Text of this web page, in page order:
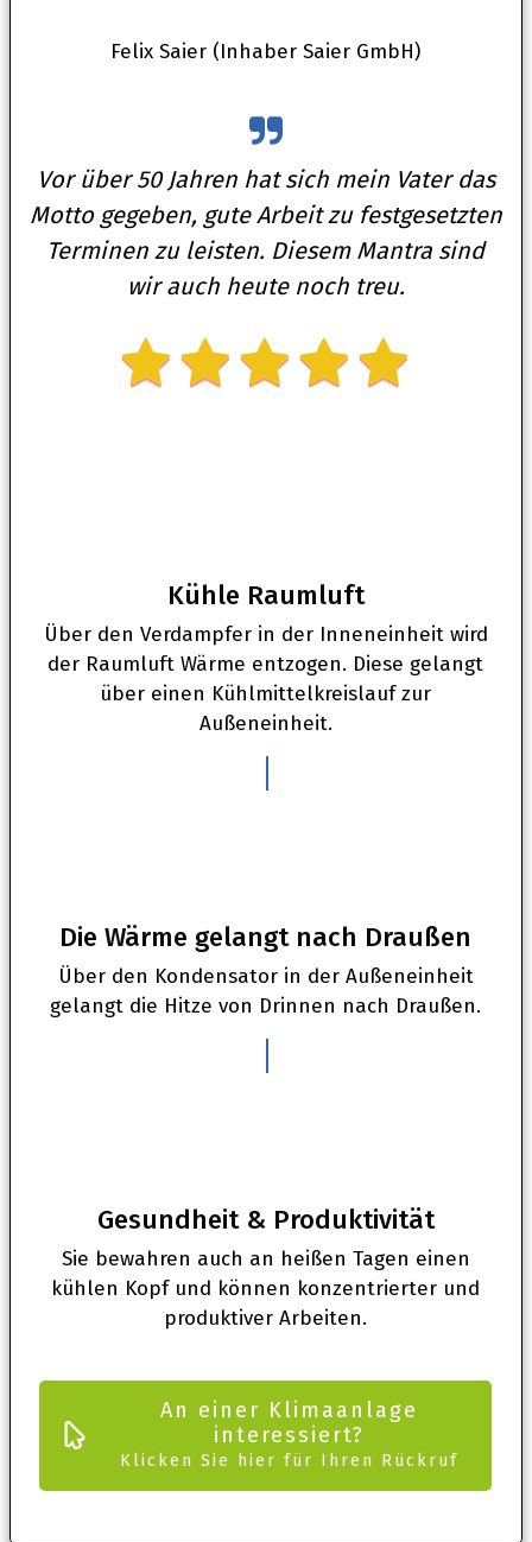
Kühle Raumluft
Über den Verdampfer in der Inneneinheit wird
der Raumluft Wärme entzogen. Diese gelangt
über einen Kühlmittelkreislauf zur
Außeneinheit.
Die Wärme gelangt nach Draußen
Über den Kondensator in der Außeneinheit
gelangt die Hitze von Drinnen nach Draußen.
Gesundheit & Produktivität
Sie bewahren auch an heißen Tagen einen
kühlen Kopf und können konzentrierter und
produktiver Arbeiten.
An einer Klimaanlage
interessiert?
Klicken Sie hier für Ihren Rückruf
Felix Saier (Inhaber Saier GmbH)
Vor über 50 Jahren hat sich mein Vater das
Motto gegeben, gute Arbeit zu festgesetzten
Terminen zu leisten. Diesem Mantra sind
wir auch heute noch treu.